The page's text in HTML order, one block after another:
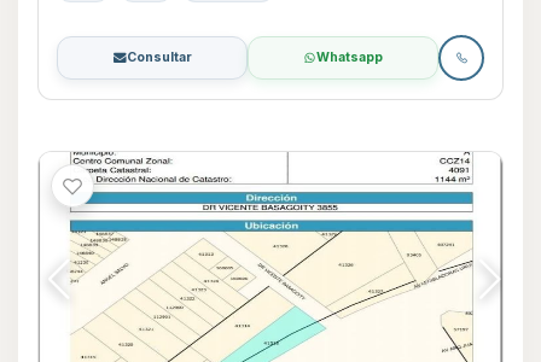
Consultar Whatsapp